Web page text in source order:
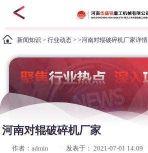
新闻知识 >行业动态 > >河南对辊破碎机厂家详情
河南对辊破碎机厂家
作者：admin 发表于： 2021-07-01 14:09